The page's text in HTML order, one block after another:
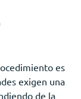
es
exigen una
de la